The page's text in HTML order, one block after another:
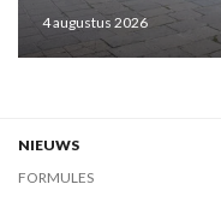
4 augustus 2026
NIEUWS
FORMULES